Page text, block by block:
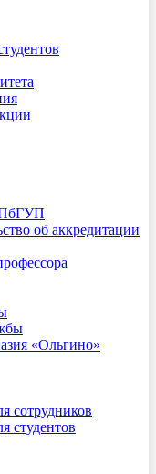
об аккредитации
«Ольгино»
сотрудников
студентов